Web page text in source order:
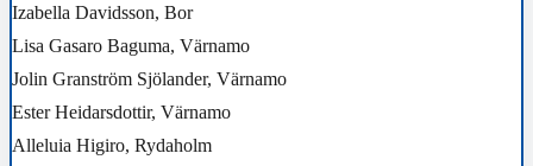
Izabella Davidsson, Bor
Lisa Gasaro Baguma, Värnamo
Jolin Granström Sjölander, Värnamo
Ester Heidarsdottir, Värnamo
Alleluia Higiro, Rydaholm